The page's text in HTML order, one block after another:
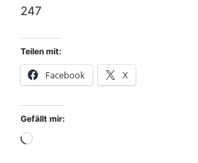
247
Teilen mit:
Facebook X
Gefällt mir:
Wird
April 2020
März 2020
Februar 2020
September 2019
August 2019